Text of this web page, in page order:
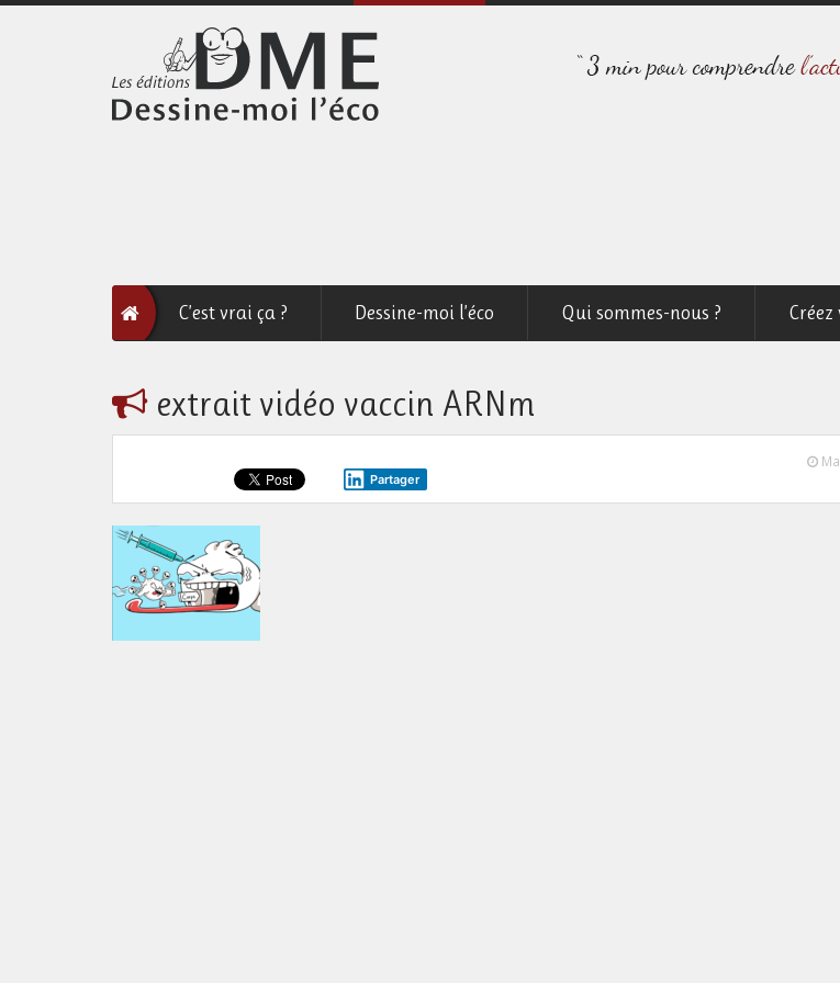
C’est vrai ça ? Dessine-moi l’éco Qui sommes-nous ?
extrait vidéo vaccin ARNm
Partager